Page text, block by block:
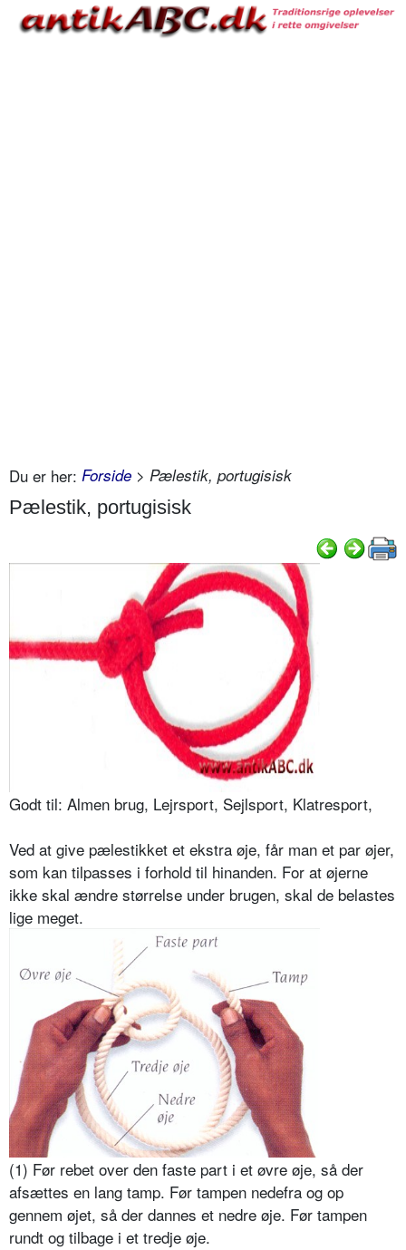
Du er her: Forside > Pælestik, portugisisk
Pælestik, portugisisk
Godt til: Almen brug, Lejrsport, Sejlsport, Klatresport,
Ved at give pælestikket et ekstra øje, får man et par øjer,
som kan tilpasses i forhold til hinanden. For at øjerne
ikke skal ændre størrelse under brugen, skal de belastes
lige meget.
(1) Før rebet over den faste part i et øvre øje, så der
afsættes en lang tamp. Før tampen nedefra og op
gennem øjet, så der dannes et nedre øje. Før tampen
rundt og tilbage i et tredje øje.